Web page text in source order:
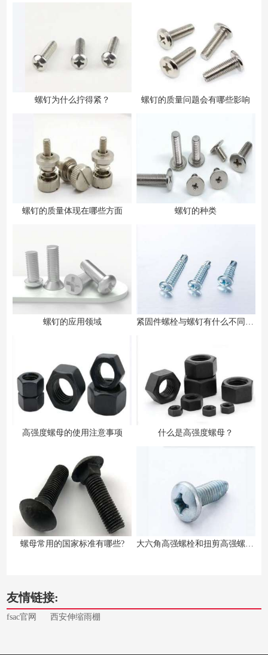
螺钉为什么拧得紧？ 螺钉的质量问题会有哪些影响
螺钉的质量体现在哪些方面 螺钉的种类
螺钉的应用领域 紧固件螺栓与螺钉有什么不同之处
高强度螺母的使用注意事项 什么是高强度螺母？
螺母常用的国家标准有哪些? 大六角高强螺栓和扭剪高强螺栓的区别
友情链接:
fsac官网 西安伸缩雨棚